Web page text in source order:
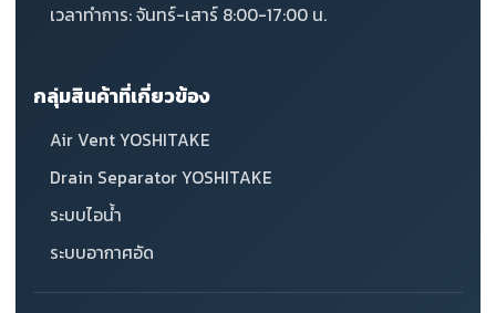
เวลาทำการ: จันทร์-เสาร์ 8:00-17:00 น.
กลุ่มสินค้าที่เกี่ยวข้อง
Air Vent YOSHITAKE
Drain Separator YOSHITAKE
ระบบไอน้ำ
ระบบอากาศอัด